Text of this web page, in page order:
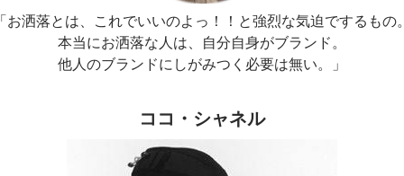
「お洒落とは、これでいいのよっ！！と強烈な気迫でするもの。
本当にお洒落な人は、自分自身がブランド。
他人のブランドにしがみつく必要は無い。」
ココ・シャネル